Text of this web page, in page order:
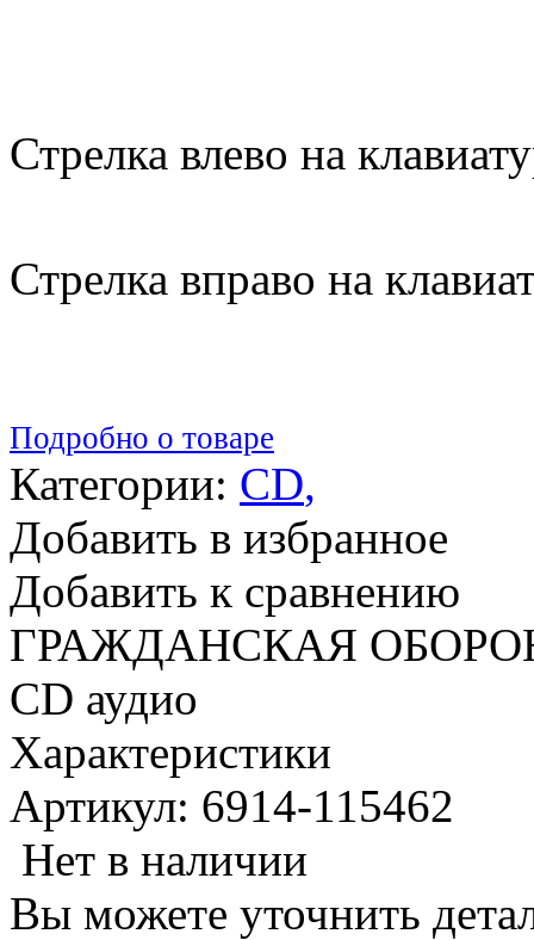
Стрелка влево на
Стрелка вправо на
Подробно о товаре
Категории: CD,
Добавить в избранное
Добавить к сравнению
ГРАЖДАНСКАЯ
CD аудио
Характеристики
Артикул: 6914-115462
Нет в наличии
Вы можете уточнить